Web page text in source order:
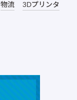
物流 3Dプリンタ